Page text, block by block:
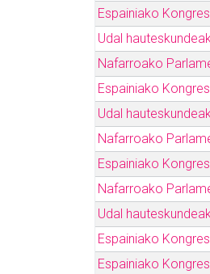
Espainiako
Udal
Nafarroako
Espainiako
Udal
Nafarroako
Espainiako
Nafarroako
Udal
Espainiako
Espainiako